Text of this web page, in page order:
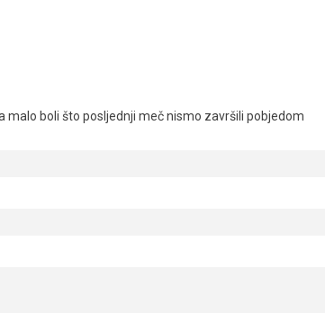
boli što posljednji meč nismo završili pobjedom